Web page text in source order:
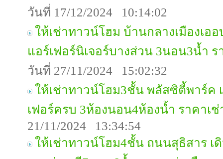
วันที่ 17/12/2024 10:14:02
ให้เช่าทาวน์โฮม บ้านกลางเมืองเอ
แอร์เฟอร์นิเจอร์บางส่วน 3นอน3น้ำ ร
วันที่ 27/11/2024 15:02:32
ให้เช่าทาวน์โฮม3ชั้น พลัสซิตี้พาร์ค
เฟอร์ครบ 3ห้องนอน4ห้องน้ำ ราคาเช่
21/11/2024 13:34:54
ให้เช่าทาวน์โฮม4ชั้น ถนนสุธิสาร เ